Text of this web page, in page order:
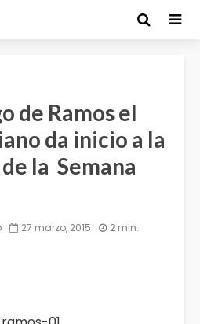
de Ramos el
da inicio a la
la Semana
27 marzo, 2015 2 min.